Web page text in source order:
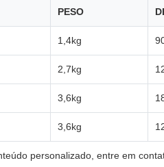
PESO
1,4kg
2,7kg
3,6kg
3,6kg
personalizado, entre em